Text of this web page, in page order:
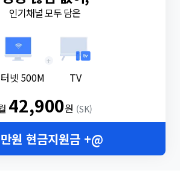
인기채널 모두 담은
넷 500M
+
TV
42,900원 (SK)
원 현금지원금 +@